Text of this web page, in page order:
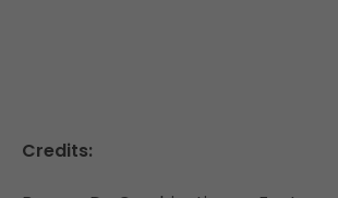
Credits: